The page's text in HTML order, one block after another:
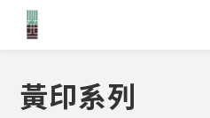
黃印系列